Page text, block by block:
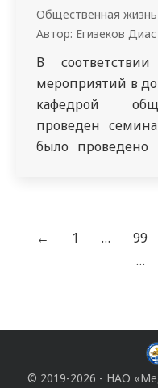
Общественная жизнь
Автор: Егизеков
В
мероприятий в
кафедрой
проведен
было проведено
А. Ш. провели
питании для
← 1 … 99
…
© 2019-2026 - НАО